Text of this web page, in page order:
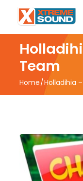
Team
Home Holladihia